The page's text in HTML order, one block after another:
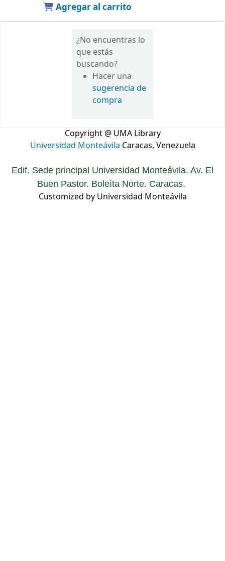
Agregar al carrito
¿No encuentras lo
que estás
buscando?
Hacer una
sugerencia de
compra
Copyright @ UMA Library
Universidad Monteávila Caracas, Venezuela
Edif. Sede principal Universidad Monteávila. Av. El
Buen Pastor. Boleíta Norte. Caracas.
Customized by Universidad Monteávila